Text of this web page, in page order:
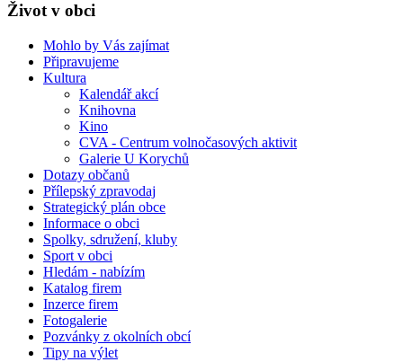
Život v obci
Mohlo by Vás zajímat
Připravujeme
Kultura
Kalendář akcí
Knihovna
Kino
CVA - Centrum volnočasových aktivit
Galerie U Korychů
Dotazy občanů
Přílepský zpravodaj
Strategický plán obce
Informace o obci
Spolky, sdružení, kluby
Sport v obci
Hledám - nabízím
Katalog firem
Inzerce firem
Fotogalerie
Pozvánky z okolních obcí
Tipy na výlet